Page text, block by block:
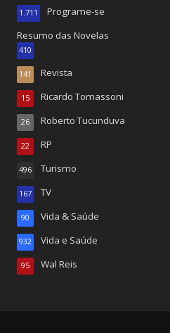
Programe-se
1.711
Resumo das Novelas
410
Revista
141
Ricardo Tomassoni
15
Roberto Tucunduva
26
RP
22
Turismo
496
TV
167
Vida & Saúde
90
Vida e Saúde
932
Wal Reis
95